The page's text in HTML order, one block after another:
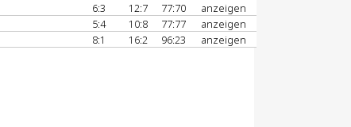
6:3 12:7 77:70
anzeigen
5:4 10:8 77:77
anzeigen
8:1 16:2 96:23 anzeigen